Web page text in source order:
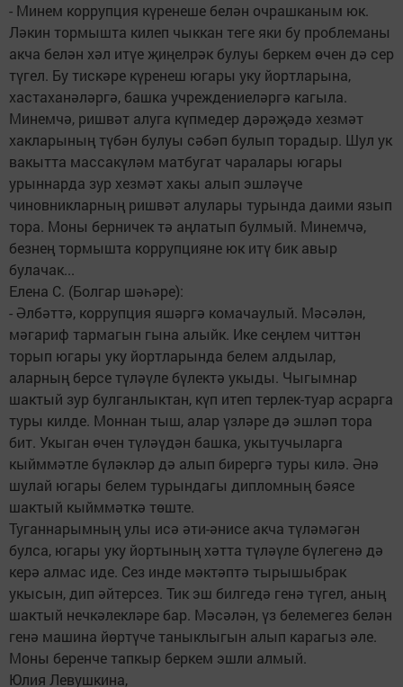
- Минем коррупция күренеше белән очрашканым юк.
Ләкин тормышта килеп чыккан теге яки бу проблеманы
акча белән хәл итүе җиңелрәк булуы беркем өчен дә сер
түгел. Бу тискәре күренеш югары уку йортларына,
хастаханәләргә, башка учреждениеләргә кагыла.
Минемчә, ришвәт алуга күпмедер дәрәҗәдә хезмәт
хакларының түбән булуы сәбәп булып торадыр. Шул ук
вакытта массакүләм матбугат чаралары югары
урыннарда зур хезмәт хакы алып эшләүче
чиновникларның ришвәт алулары турында даими язып
тора. Моны берничек тә аңлатып булмый. Минемчә,
безнең тормышта коррупцияне юк итү бик авыр
булачак...
Елена С. (Болгар шәһәре):
- Әлбәттә, коррупция яшәргә комачаулый. Мәсәлән,
мәгариф тармагын гына алыйк. Ике сеңлем читтән
торып югары уку йортларында белем алдылар,
аларның берсе түләүле бүлектә укыды. Чыгымнар
шактый зур булганлыктан, күп итеп терлек-туар асрарга
туры килде. Моннан тыш, алар үзләре дә эшләп тора
бит. Укыган өчен түләүдән башка, укытучыларга
кыйммәтле бүләкләр дә алып бирергә туры килә. Әнә
шулай югары белем турындагы дипломның бәясе
шактый кыйммәткә төште.
Туганнарымның улы исә әти-әнисе акча түләмәгән
булса, югары уку йортының хәтта түләүле бүлегенә дә
керә алмас иде. Сез инде мәктәптә тырышыбрак
укысын, дип әйтерсез. Тик эш билгедә генә түгел, аның
шактый нечкәлекләре бар. Мәсәлән, үз белемегез белән
генә машина йөртүче таныклыгын алып карагыз әле.
Моны беренче тапкыр беркем эшли алмый.
Юлия Левушкина,